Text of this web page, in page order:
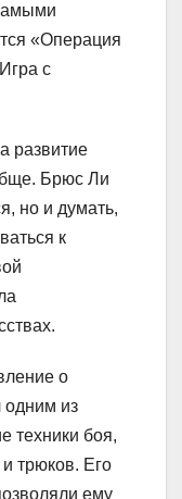
«Операция
с
развитие
Брюс Ли
но и думать,
к
о
одним из
техники боя,
трюков. Его
ему